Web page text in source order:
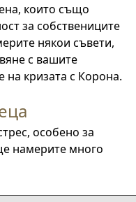
които също
за собствениците
някои съвети,
с вашите
на кризата с Корона.
особено за
намерите много